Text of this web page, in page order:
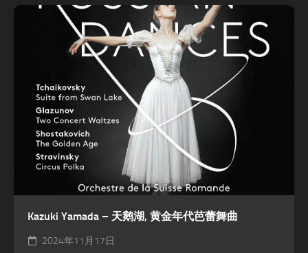
Kazuki Yamada – 天鹅湖, 黄金年代芭蕾舞曲
2024年11月17日